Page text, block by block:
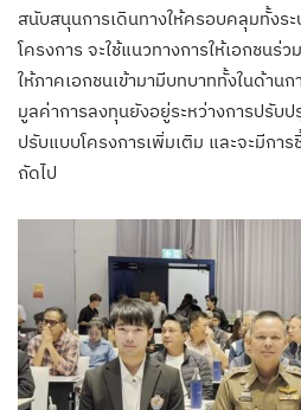
สนับสนุนการเดินทางให้ครอบคลุมทั้งร
โครงการ จะใช้แนวทางการให้เอกชน
ให้ภาคเอกชนเข้ามามีบทบาททั้งในด้าน
มูลค่าการลงทุนยังอยู่ระหว่างการปรับป
ปรับแบบโครงการเพิ่มเติม และจะมีการ
ถัดไป